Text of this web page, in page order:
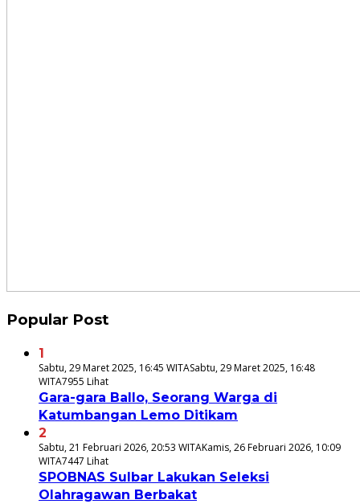
Popular Post
1
Sabtu, 29 Maret 2025, 16:45 WITASabtu, 29 Maret 2025, 16:48
WITA7955 Lihat
Gara-gara Ballo, Seorang Warga di
Katumbangan Lemo Ditikam
2
Sabtu, 21 Februari 2026, 20:53 WITAKamis, 26 Februari 2026, 10:09
WITA7447 Lihat
SPOBNAS Sulbar Lakukan Seleksi
Olahragawan Berbakat